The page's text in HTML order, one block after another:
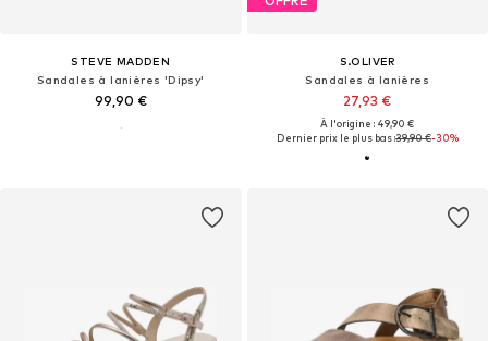
STEVE MADDEN
Sandales à lanières 'Dipsy'
99,90 €
S.OLIVER
Sandales à lanières
27,93 €
À l'origine : 49,90 €
Dernier prix le plus bas :39,90 €-30%